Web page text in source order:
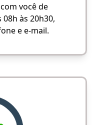
você de
às 20h30,
e e-mail.